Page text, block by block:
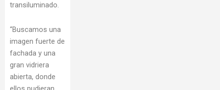
transiluminado.
“Buscamos una
imagen fuerte de
fachada y una
gran vidriera
abierta, donde